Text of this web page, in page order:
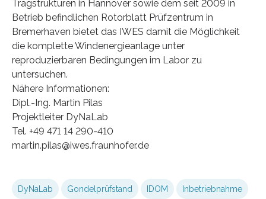
Tragstrukturen in Hannover sowie dem seit 2009 in
Betrieb befindlichen Rotorblatt Prüfzentrum in
Bremerhaven bietet das IWES damit die Möglichkeit
die komplette Windenergieanlage unter
reproduzierbaren Bedingungen im Labor zu
untersuchen.
Nähere Informationen:
Dipl.-Ing. Martin Pilas
Projektleiter DyNaLab
Tel. +49 471 14 290-410
martin.pilas@iwes.fraunhofer.de
DyNaLab Gondelprüfstand IDOM Inbetriebnahme